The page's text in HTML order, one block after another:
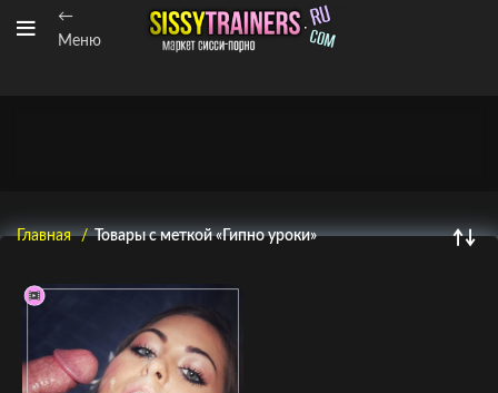
←
Меню
Главная Товары с меткой «Гипно уроки»